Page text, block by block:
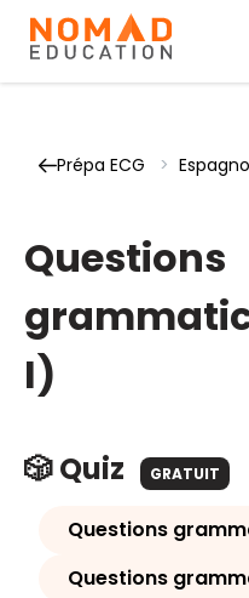
Prépa ECG >
Questions
I)
🎲 Quiz GRATUIT
Questions
Questions